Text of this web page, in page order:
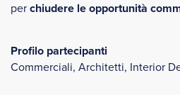
perchiudere le opportunità
Profilo partecipanti
Commerciali, Architetti, Interior